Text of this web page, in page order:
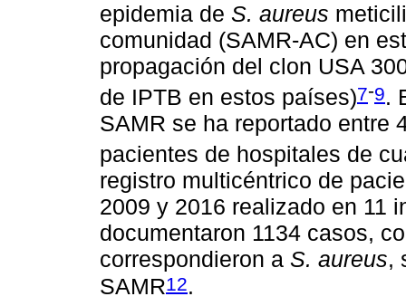
epidemia de S. aureus
comunidad (SAMR-AC) en
propagación del clon USA
de IPTB en estos países)7-9.
SAMR se ha reportado entre
pacientes de hospitales de
registro multicéntrico de
2009 y 2016 realizado en 11
documentaron 1134 casos,
correspondieron a S. aureus,
SAMR12.